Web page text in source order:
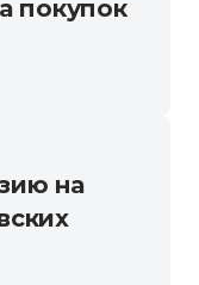
покупок
на